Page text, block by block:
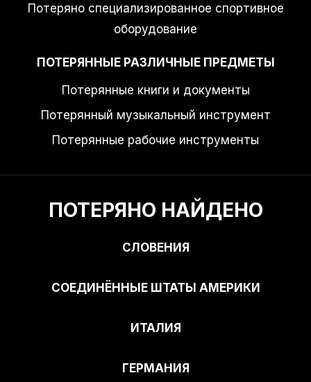
Потеряно специализированное спортивное
оборудование
ПОТЕРЯННЫЕ РАЗЛИЧНЫЕ ПРЕДМЕТЫ
Потерянные книги и документы
Потерянный музыкальный инструмент
Потерянные рабочие инструменты
ПОТЕРЯНО НАЙДЕНО
СЛОВЕНИЯ
СОЕДИНЁННЫЕ ШТАТЫ АМЕРИКИ
ИТАЛИЯ
ГЕРМАНИЯ